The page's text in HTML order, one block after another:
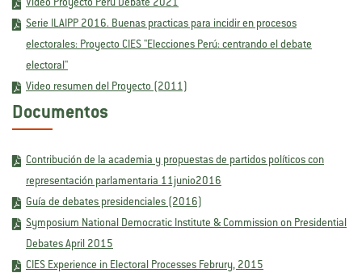
Video Proyecto Perú Debate 2021
Serie ILAIPP 2016. Buenas practicas para incidir en procesos
electorales: Proyecto CIES "Elecciones Perú: centrando el debate
electoral"
Video resumen del Proyecto (2011)
Documentos
Contribución de la academia y propuestas de partidos políticos con
representación parlamentaria 11junio2016
Guía de debates presidenciales (2016)
Symposium National Democratic Institute & Commission on Presidential
Debates April 2015
CIES Experience in Electoral Processes Februry, 2015